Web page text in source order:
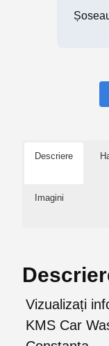
Descriere
Imagini
Vizualizați
KMS Car